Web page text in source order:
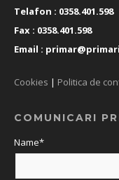
Telafon : 0358.401.598
Fax : 0358.401.598
Email :
Cookies | Politica de
COMUNICARI
Name*